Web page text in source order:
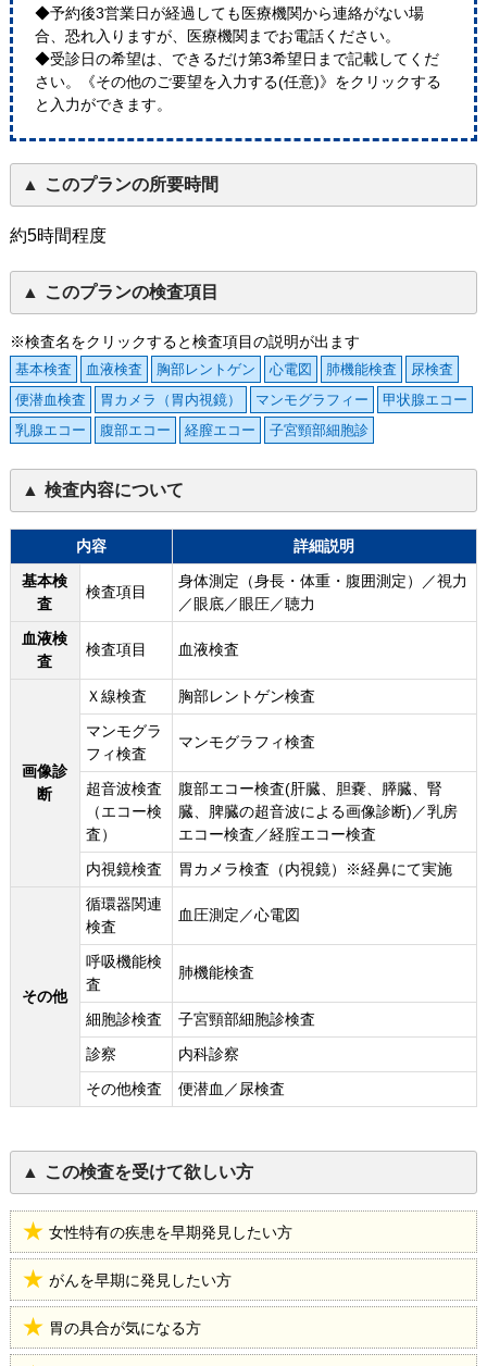
◆予約後3営業日が経過しても医療機関から連絡がない場
合、恐れ入りますが、医療機関までお電話ください。
◆受診日の希望は、できるだけ第3希望日まで記載してくだ
さい。《その他のご要望を入力する(任意)》をクリックする
と入力ができます。
このプランの所要時間
約5時間程度
このプランの検査項目
※検査名をクリックすると検査項目の説明が出ます
基本検査 血液検査 胸部レントゲン 心電図 肺機能検査
尿検査
便潜血検査
胃カメラ（胃内視鏡） マンモグラフィー
甲状腺エコー
乳腺エコー
腹部エコー 経膣エコー 子宮頸部細胞診
検査内容について
内容
詳細説明
基本検
査
検査項目
身体測定（身長・体重・腹囲測定）／視力
／眼底／眼圧／聴力
血液検
査
検査項目 血液検査
画像診
断
Ｘ線検査
胸部レントゲン検査
マンモグラ
フィ検査
マンモグラフィ検査
超音波検査
（エコー検
査）
腹部エコー検査(肝臓、胆嚢、膵臓、腎
臓、脾臓の超音波による画像診断)／乳房
エコー検査／経腟エコー検査
内視鏡検査
胃カメラ検査（内視鏡）※経鼻にて実施
その他
循環器関連
検査
血圧測定／心電図
呼吸機能検
査
肺機能検査
細胞診検査
子宮頸部細胞診検査
診察
内科診察
その他検査
便潜血／尿検査
この検査を受けて欲しい方
女性特有の疾患を早期発見したい方
がんを早期に発見したい方
胃の具合が気になる方